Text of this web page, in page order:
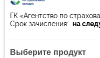
ГК «Агентство по
Срок зачисления: на
Выберите продукт